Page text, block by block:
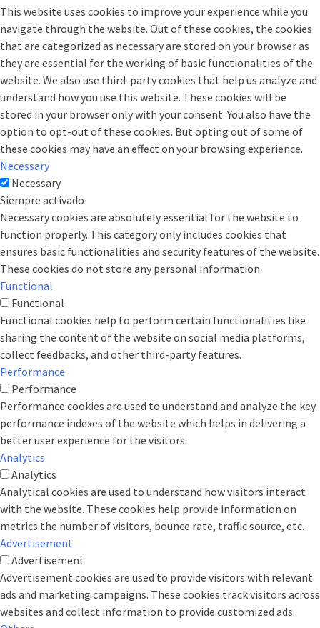
This website uses cookies to improve your experience while you
navigate through the website. Out of these cookies, the cookies
that are categorized as necessary are stored on your browser as
they are essential for the working of basic functionalities of the
website. We also use third-party cookies that help us analyze and
understand how you use this website. These cookies will be
stored in your browser only with your consent. You also have the
option to opt-out of these cookies. But opting out of some of
these cookies may have an effect on your browsing experience.
Necessary
Necessary
Siempre activado
Necessary cookies are absolutely essential for the website to
function properly. This category only includes cookies that
ensures basic functionalities and security features of the website.
These cookies do not store any personal information.
Functional
Functional
Functional cookies help to perform certain functionalities like
sharing the content of the website on social media platforms,
collect feedbacks, and other third-party features.
Performance
Performance
Performance cookies are used to understand and analyze the key
performance indexes of the website which helps in delivering a
better user experience for the visitors.
Analytics
Analytics
Analytical cookies are used to understand how visitors interact
with the website. These cookies help provide information on
metrics the number of visitors, bounce rate, traffic source, etc.
Advertisement
Advertisement
Advertisement cookies are used to provide visitors with relevant
ads and marketing campaigns. These cookies track visitors across
websites and collect information to provide customized ads.